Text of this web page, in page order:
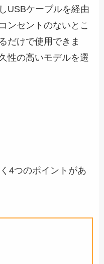
USBケーブルを経由
ンセントのないとこ
だけで使用できま
性の高いモデルを選
4つのポイントがあ